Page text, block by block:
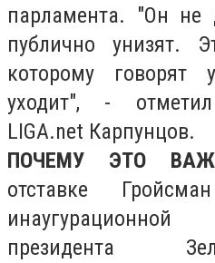
парламента. "Он не
публично унизят.
которому
уходит", -
LIGA.net Карпунцов.
ПОЧЕМУ ЭТО
отставке
президента